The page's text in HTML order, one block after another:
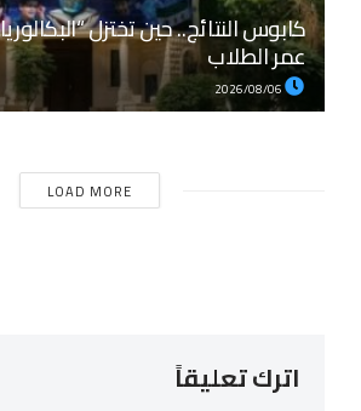
عمر الطلاب
LOAD MORE
اترك تعليقاً